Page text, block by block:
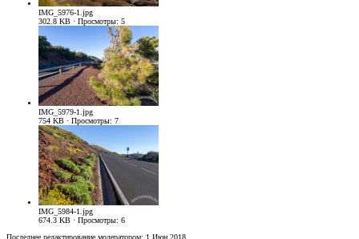
IMG_5976-1.jpg
302.8 KB · Просмотры: 5
IMG_5979-1.jpg
754 KB · Просмотры: 7
IMG_5984-1.jpg
674.3 KB · Просмотры: 6
Последнее редактирование модератором: 1 Июн 2018